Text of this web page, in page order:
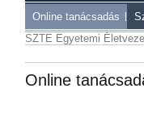
Online tanácsadás
SZTE Egyetemi
Online